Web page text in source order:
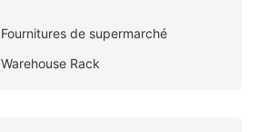
Fournitures de supermarché
Warehouse Rack